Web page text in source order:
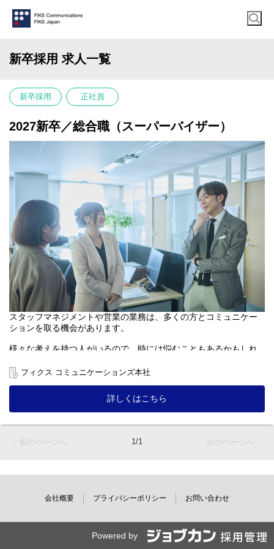
新卒採用 求人一覧
新卒採用 正社員
2027新卒／総合職（スーパーバイザー）
スタッフマネジメントや営業の業務は、多くの方とコミュニケー
ションを取る機会があります。
様々な考えを持つ人がいるので、時には悩むこともあるかもしれ
人と信頼関係を構築するためには、相手の考えを理解しようとす
る気持ちを持ち
丁寧に粘り強く、関わっていく必要があると考えます。
そんな人と人との関わり合いを大事に
仕事を通じて自己成長したい方を求めています。
入社後は安心してスタートできるよう、
業務に必要な知識・スキルを習得すると同時に、
ず、
職場・チームに馴染める環境があります。
＊------------------------------------------------------------＊
フィクス コミュニケーションズ本社
詳しくはこちら
〈 前のページへ 1/1 次のページへ 〉
会社概要 プライバシーポリシー お問い合わせ
Powered by